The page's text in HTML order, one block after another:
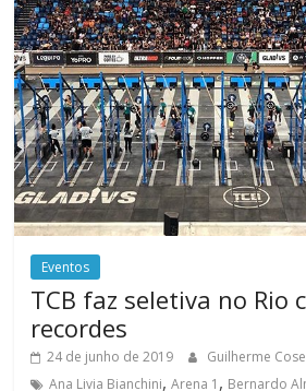
Eventos
TCB faz seletiva no Rio
recordes
24 de junho de 2019 Guilherme
Ana Livia Bianchini,Arena 1 , Bernardo